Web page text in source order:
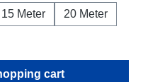
15 Meter
20 Meter
amount or
cart